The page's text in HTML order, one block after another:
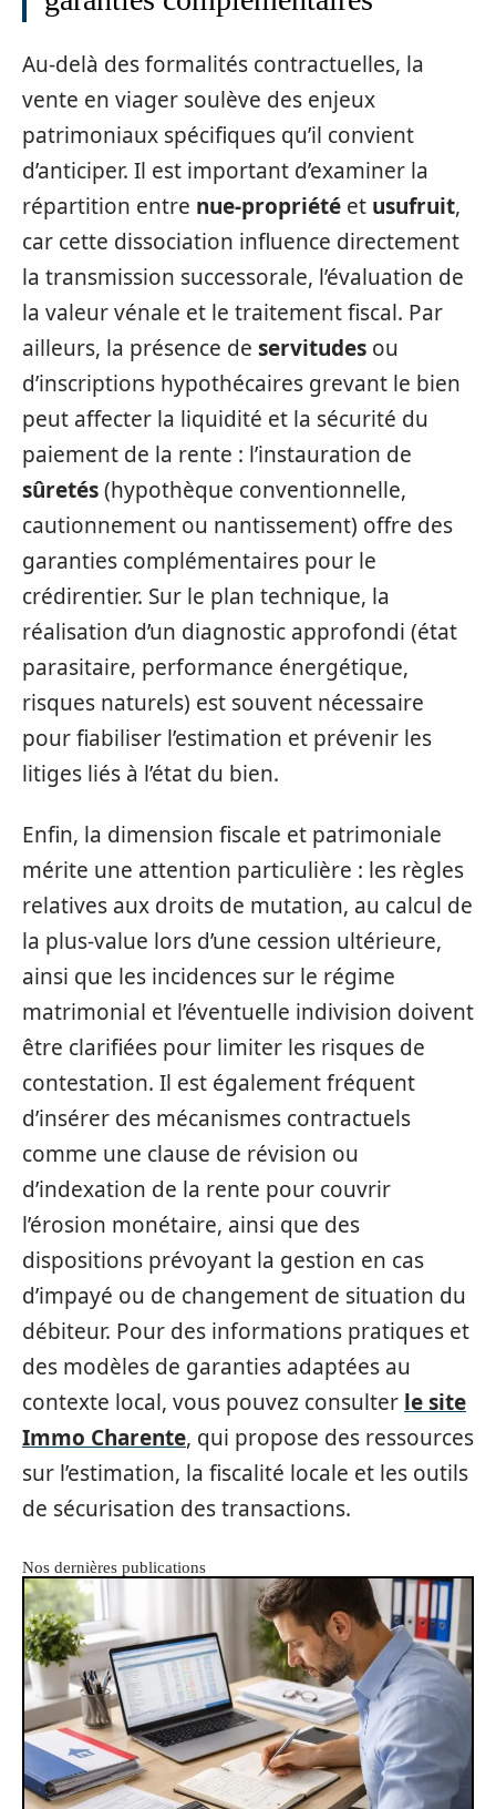
Au-delà des formalités contractuelles, la
vente en viager soulève des enjeux
patrimoniaux spécifiques qu’il convient
d’anticiper. Il est important d’examiner la
répartition entre nue-propriété et usufruit,
car cette dissociation influence directement
la transmission successorale, l’évaluation de
la valeur vénale et le traitement fiscal. Par
ailleurs, la présence de servitudes ou
d’inscriptions hypothécaires grevant le bien
peut affecter la liquidité et la sécurité du
paiement de la rente : l’instauration de
sûretés(hypothèque conventionnelle,
cautionnement ou nantissement) offre des
garanties complémentaires pour le
crédirentier. Sur le plan technique, la
réalisation d’un diagnostic approfondi (état
parasitaire, performance énergétique,
risques naturels) est souvent nécessaire
pour fiabiliser l’estimation et prévenir les
litiges liés à l’état du bien.
Enfin, la dimension fiscale et patrimoniale
mérite une attention particulière : les règles
relatives aux droits de mutation, au calcul de
la plus-value lors d’une cession ultérieure,
ainsi que les incidences sur le régime
matrimonial et l’éventuelle indivision doivent
être clarifiées pour limiter les risques de
contestation. Il est également fréquent
d’insérer des mécanismes contractuels
comme une clause de révision ou
d’indexation de la rente pour couvrir
l’érosion monétaire, ainsi que des
dispositions prévoyant la gestion en cas
d’impayé ou de changement de situation du
débiteur. Pour des informations pratiques et
des modèles de garanties adaptées au
contexte local, vous pouvez consulter le site
Immo Charente, qui propose des ressources
sur l’estimation, la fiscalité locale et les outils
de sécurisation des transactions.
Nos dernières publications